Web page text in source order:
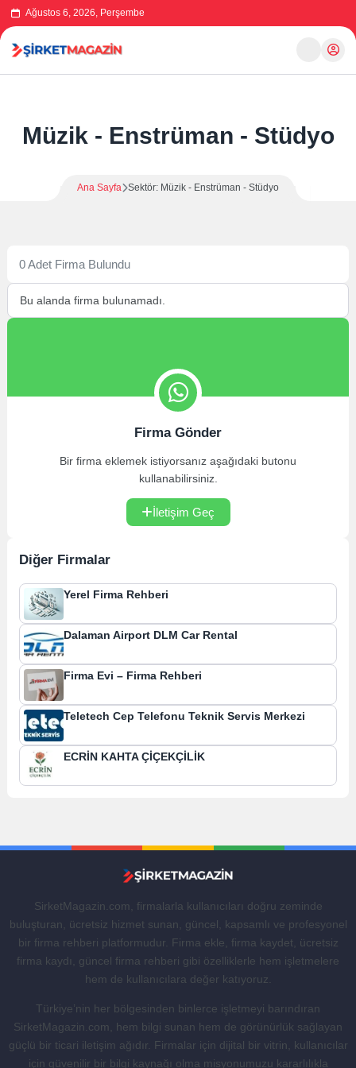
Ağustos 6, 2026, Perşembe
Müzik - Enstrüman - Stüdyo
Ana Sayfa Sektör: Müzik - Enstrüman - Stüdyo
0 Adet Firma Bulundu
Bu alanda firma bulunamadı.
Firma Gönder
Bir firma eklemek istiyorsanız aşağıdaki butonu
kullanabilirsiniz.
İletişim Geç
Diğer Firmalar
Yerel Firma Rehberi
Dalaman Airport DLM Car Rental
Firma Evi – Firma Rehberi
Teletech Cep Telefonu Teknik Servis Merkezi
ECRİN KAHTA ÇİÇEKÇİLİK
SirketMagazin.com, firmalarla kullanıcıları doğru zeminde
buluşturan, ücretsiz hizmet sunan, güncel, kapsamlı ve profesyonel
bir firma rehberi platformudur. Firma ekle, firma kaydet, ücretsiz
firma kaydı, güncel firma rehberi gibi özelliklerle hem işletmelere
hem de kullanıcılara değer katıyoruz.
Türkiye’nin her bölgesinden binlerce işletmeyi barındıran
SirketMagazin.com, hem bilgi sunan hem de görünürlük sağlayan
güçlü bir ticari iletişim ağıdır. Firmalar için dijital bir vitrin, kullanıcılar
için güvenilir bir bilgi kaynağı olma misyonumuzu kararlılıkla